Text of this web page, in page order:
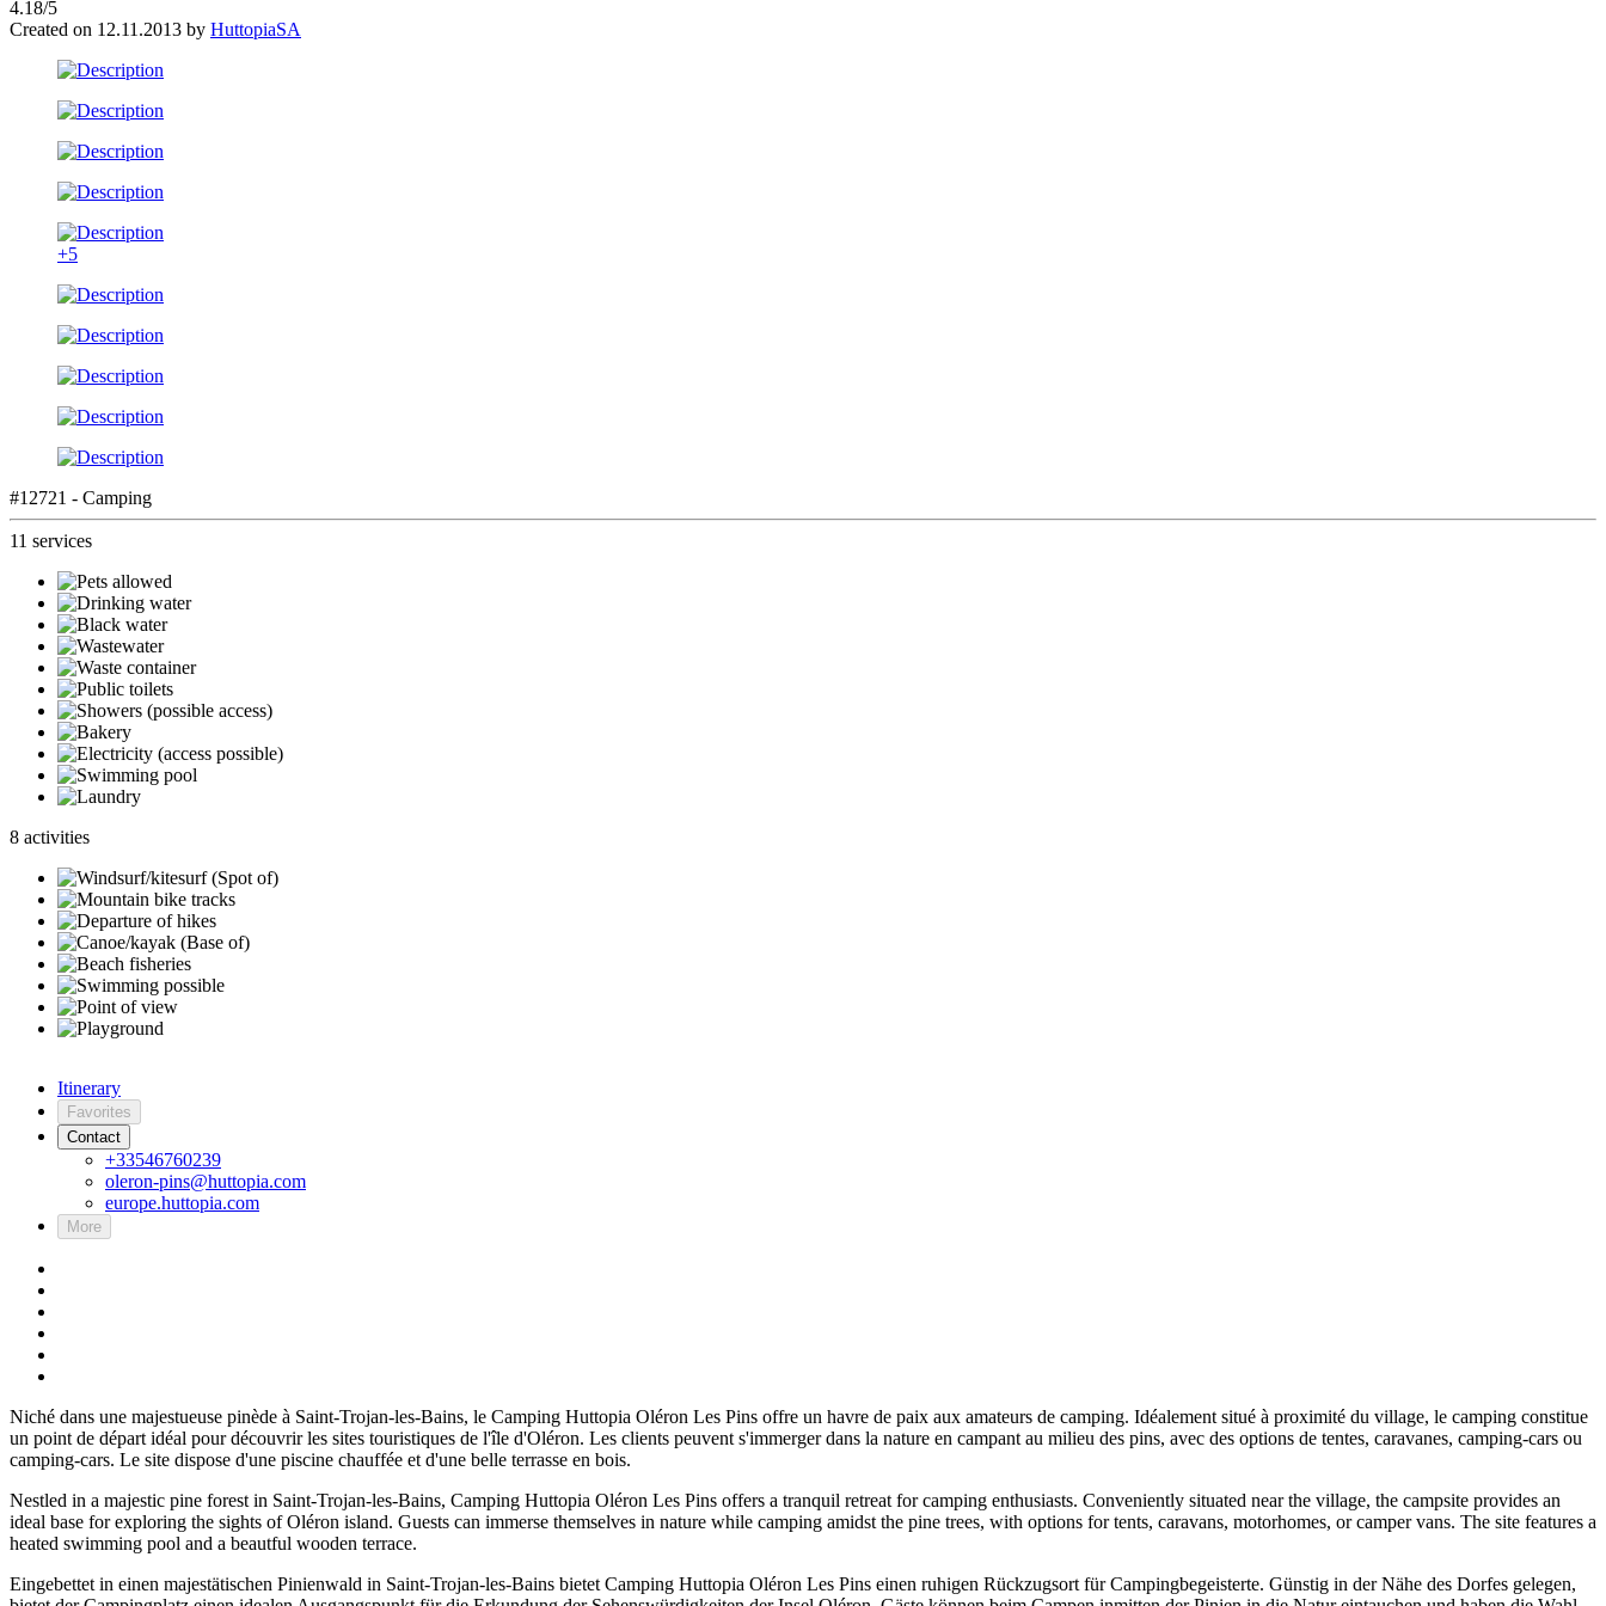
4.18/5
Created on 12.11.2013 by HuttopiaSA
+5
#12721 - Camping
11 services
8 activities
Itinerary
Favorites
Contact
+33546760239
oleron-pins@huttopia.com
europe.huttopia.com
More
Niché dans une majestueuse pinède à Saint-Trojan-les-Bains, le Camping Huttopia Oléron Les Pins offre un havre de paix aux amateurs de camping. Idéalement situé à proximité du village, le camping constitue
un point de départ idéal pour découvrir les sites touristiques de l'île d'Oléron. Les clients peuvent s'immerger dans la nature en campant au milieu des pins, avec des options de tentes, caravanes, camping-cars ou
camping-cars. Le site dispose d'une piscine chauffée et d'une belle terrasse en bois.
Nestled in a majestic pine forest in Saint-Trojan-les-Bains, Camping Huttopia Oléron Les Pins offers a tranquil retreat for camping enthusiasts. Conveniently situated near the village, the campsite provides an
ideal base for exploring the sights of Oléron island. Guests can immerse themselves in nature while camping amidst the pine trees, with options for tents, caravans, motorhomes, or camper vans. The site features a
heated swimming pool and a beautful wooden terrace.
Eingebettet in einen majestätischen Pinienwald in Saint-Trojan-les-Bains bietet Camping Huttopia Oléron Les Pins einen ruhigen Rückzugsort für Campingbegeisterte. Günstig in der Nähe des Dorfes gelegen,